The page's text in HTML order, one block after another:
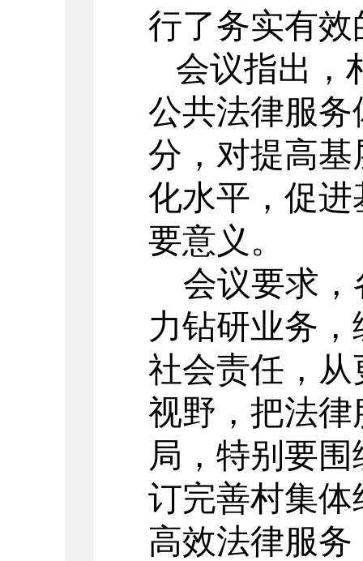
行了务实有效
会议指出，
公共法律服
分， 对提高
化水平，促
要意义。
会议要求，
力钻研业务
社会责任 ， 从
视野， 把法律
局，特别要
订完善村集
高效法律服